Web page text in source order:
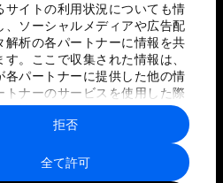
サイトの利用状況についても情
、ソーシャルメディアや広告配
解析の各パートナーに情報を共
す。ここで収集された情報は、
各パートナーに提供した他の情
トナーのサービスを使用した際
た情報と組み合わされ、各パー
って使用されることがありま
全て許可
拒否
ポリシーと利用規約
トマップ